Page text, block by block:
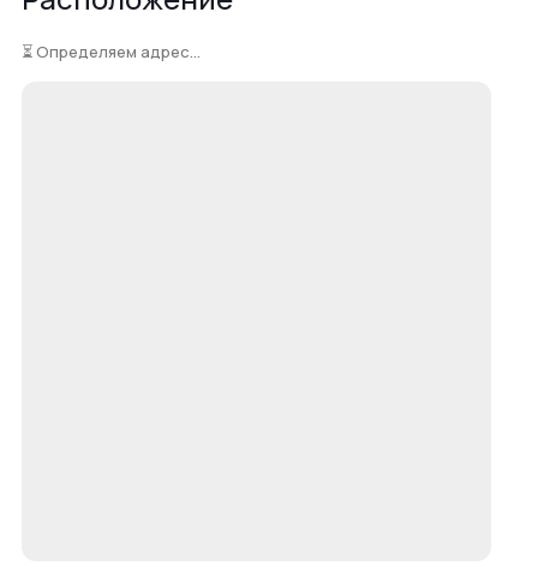
⏳ Определяем адрес...